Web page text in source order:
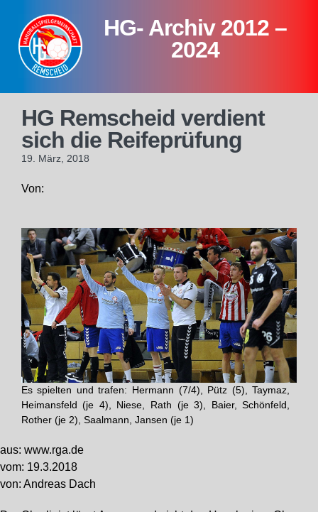
content
HG- Archiv 2012 –
2024
HG Remscheid verdient
sich die Reifeprüfung
19. März, 2018
Von:
Es spielten und trafen: Hermann (7/4), Pütz (5), Taymaz,
Heimansfeld (je 4), Niese, Rath (je 3), Baier, Schönfeld,
Rother (je 2), Saalmann, Jansen (je 1)
aus: www.rga.de
vom: 19.3.2018
von: Andreas Dach